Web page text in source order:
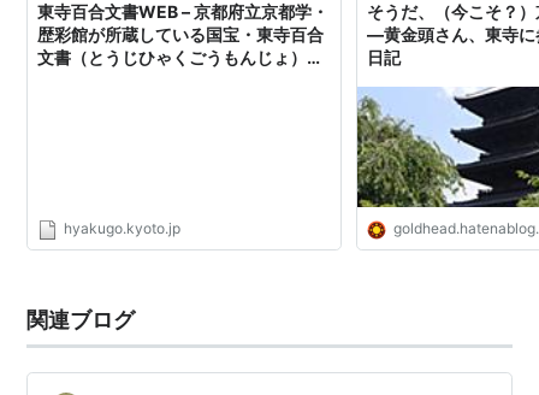
東寺百合文書WEB – 京都府立京都学・
歴彩館が所蔵している国宝・東寺百合
文書（とうじひゃくごうもんじょ）を
hyakugo.kyoto.jp
そうだ、（今こそ？
―黄金頭さん、東寺
日記
関連ブログ